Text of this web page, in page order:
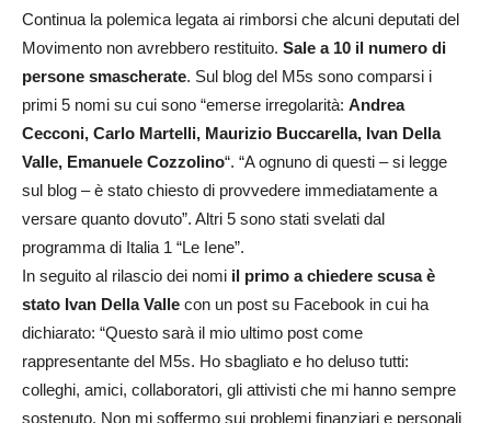
Continua la polemica legata ai rimborsi che alcuni deputati del
Movimento non avrebbero restituito. Sale a 10 il numero di
persone smascherate. Sul blog del M5s sono comparsi i
primi 5 nomi su cui sono “emerse irregolarità: Andrea
Cecconi, Carlo Martelli, Maurizio Buccarella, Ivan Della
Valle, Emanuele Cozzolino“. “A ognuno di questi – si legge
sul blog – è stato chiesto di provvedere immediatamente a
versare quanto dovuto”. Altri 5 sono stati svelati dal
programma di Italia 1 “Le Iene”.
In seguito al rilascio dei nomi il primo a chiedere scusa è
stato Ivan Della Valle con un post su Facebook in cui ha
dichiarato: “Questo sarà il mio ultimo post come
rappresentante del M5s. Ho sbagliato e ho deluso tutti:
colleghi, amici, collaboratori, gli attivisti che mi hanno sempre
sostenuto. Non mi soffermo sui problemi finanziari e personali